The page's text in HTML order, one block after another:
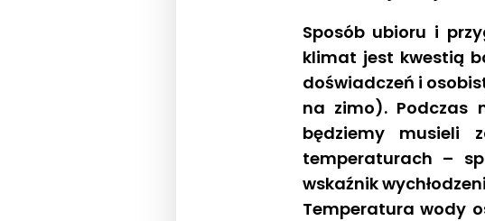
Sposób ubioru i
klimat jest kwestią
doświadczeń i
na zimo). Podczas
będziemy
temperaturach –
wskaźnik
Temperatura wody